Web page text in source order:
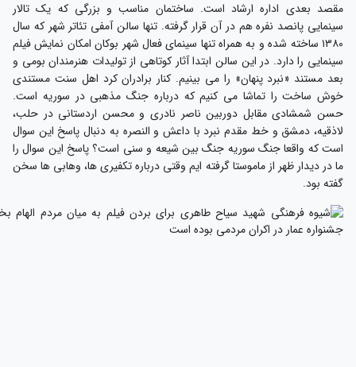
بعدی اداره ارشاد است. ساختمان مناسب و بزرگی که یک تالار
پانصد نفره هم در آن قرار گرفته. تنها سالن آمفی تئاتر شهر که سال
۱۳۸۰ ساخته شده و به همراه تنها سینمای فعال شهر بوکان امکان نمایش فیلم
را دارد. در این سالن ابتدا آثار کوتاهی از تولیدات هنرمندان بومی و
مستند «نبرد پنهان» را می بینیم. کنار برادران کرد اهل سنت مستندی
ساخت را تماشا می کنیم که درباره جنگ مذهبی در سوریه است.
شمشادی مقابل دوربین ناصر نادری و محسن اردستانی در حلب،
دمشق و خط مقدم نبرد با داعش و النصره به دنبال پاسخ این سوال
که واقعا جنگ سوریه جنگ بین شیعه و سنی است؟ پاسخ این سوال را
در دیدار ظهر از ماموستا گرفته ایم وقتی درباره تکفیری ها، وهابی ها سخن
بود.